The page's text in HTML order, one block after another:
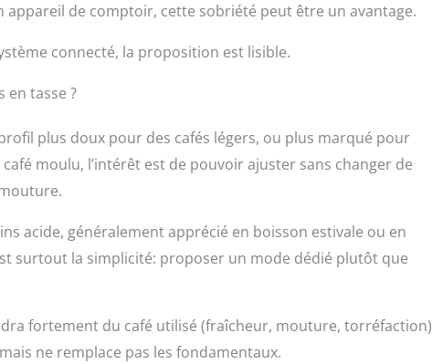
de comptoir, cette sobriété peut être un avantage.
connecté, la proposition est lisible.
en tasse ?
plus doux pour des cafés légers, ou plus marqué pour
moulu, l’intérêt est de pouvoir ajuster sans changer de
acide, généralement apprécié en boisson estivale ou en
surtout la simplicité: proposer un mode dédié plutôt que
fortement du café utilisé (fraîcheur, mouture, torréfaction)
ne remplace pas les fondamentaux.